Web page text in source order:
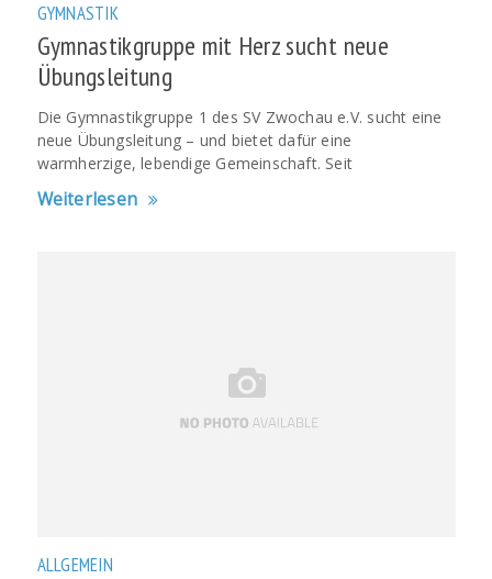
GYMNASTIK
Gymnastikgruppe mit Herz sucht neue
Übungsleitung
Die Gymnastikgruppe 1 des SV Zwochau e.V. sucht eine
neue Übungsleitung – und bietet dafür eine
warmherzige, lebendige Gemeinschaft. Seit
Weiterlesen
ALLGEMEIN